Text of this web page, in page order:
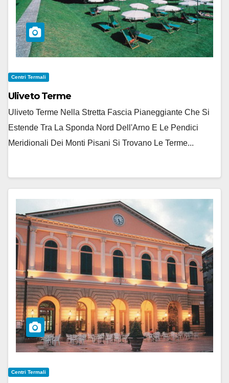
Centri Termali
Uliveto Terme
Uliveto Terme Nella Stretta Fascia Pianeggiante Che Si
Estende Tra La Sponda Nord Dell'Arno E Le Pendici
Meridionali Dei Monti Pisani Si Trovano Le Terme...
Centri Termali